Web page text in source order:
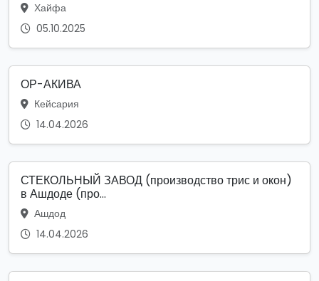
Хайфа
05.10.2025
ОР-АКИВА
Кейсария
14.04.2026
СТЕКОЛЬНЫЙ ЗАВОД (производство трис и окон)
в Ашдоде (про...
Ашдод
14.04.2026